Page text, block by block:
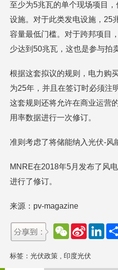
至少为5兆瓦的单个现场项目
设施。对于此类发电设施，25
容量最低门槛。对于跨邦项目
少达到50兆瓦，这也是参与拍
根据这套拟议的规则，电力购
为25年，并且在签订时必须注
这套规则还将允许在商业运营
用率数据进行一次修订。
准则考虑了将储能纳入光伏-风
MNRE在2018年5月发布了风
进行了修订。
来源：pv-magazine
W
e
a
t
S
W
e
L
d
标签： 光伏政策 印度光伏